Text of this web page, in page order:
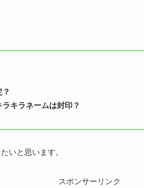
キラネームは封印？
いと思います。
スポンサーリンク